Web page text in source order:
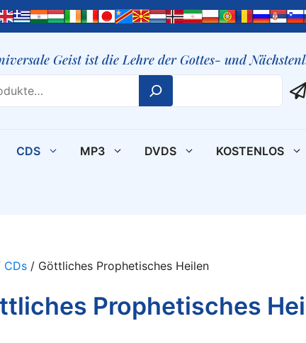
Geist ist die Lehre der Gottes- und
CDS MP3 DVDS KOSTENLOS
CDs / Göttliches Prophetisches Heilen
Prophetisches